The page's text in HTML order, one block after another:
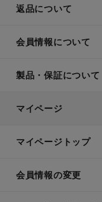
返品について
会員情報について
製品・保証について
マイページ
マイページトップ
会員情報の変更